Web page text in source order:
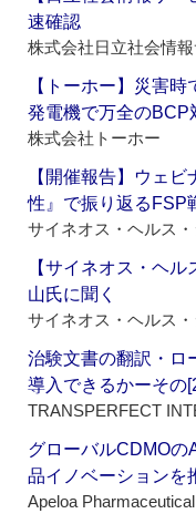
速確認
株式会社日立社会情
【トーホー】災害
発電機で万全のBCP
株式会社トーホー
【開催報告】ウェ
性』で振り返るFSP
サイネオス・ヘルス
【サイネオス・ヘ
山氏に聞く
サイネオス・ヘルス
治験文書の翻訳・ロ
導入できるかーその
TRANSPERFECT
グローバルCDMO
品イノベーションを
Apeloa Pharmaceutical